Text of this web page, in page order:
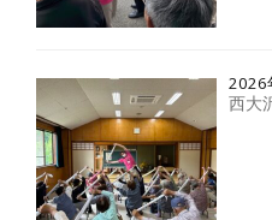
2026
西大